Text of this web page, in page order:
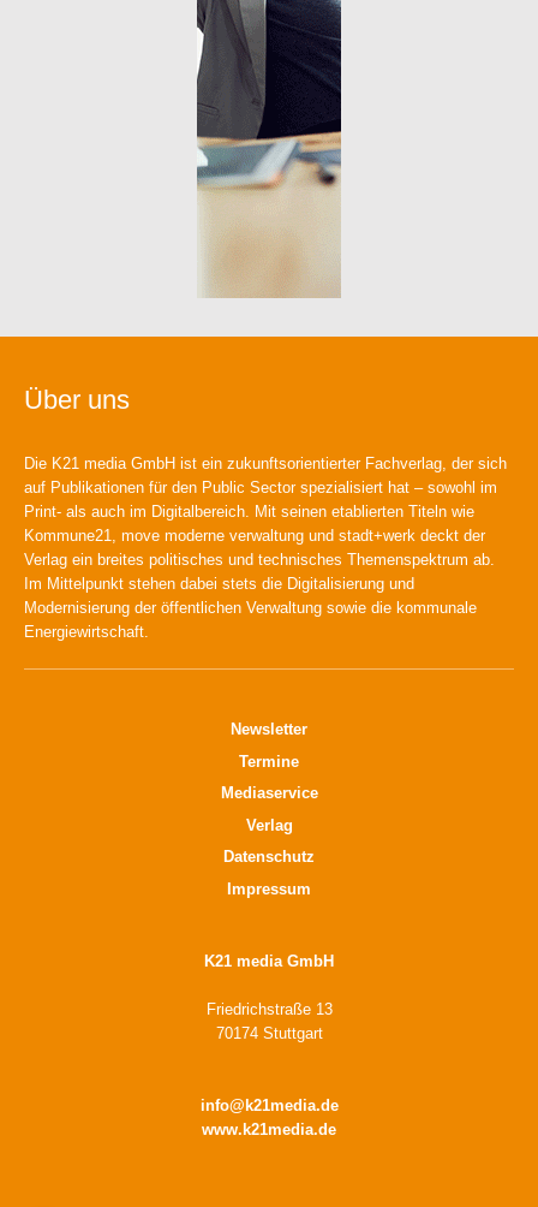
Über uns
Die K21 media GmbH ist ein zukunftsorientierter Fachverlag, der sich
auf Publikationen für den Public Sector spezialisiert hat – sowohl im
Print- als auch im Digitalbereich. Mit seinen etablierten Titeln wie
Kommune21, move moderne verwaltung und stadt+werk deckt der
Verlag ein breites politisches und technisches Themenspektrum ab.
Im Mittelpunkt stehen dabei stets die Digitalisierung und
Modernisierung der öffentlichen Verwaltung sowie die kommunale
Energiewirtschaft.
Newsletter
Termine
Mediaservice
Verlag
Datenschutz
Impressum
K21 media GmbH
Friedrichstraße 13
70174 Stuttgart
info@k21media.de
www.k21media.de